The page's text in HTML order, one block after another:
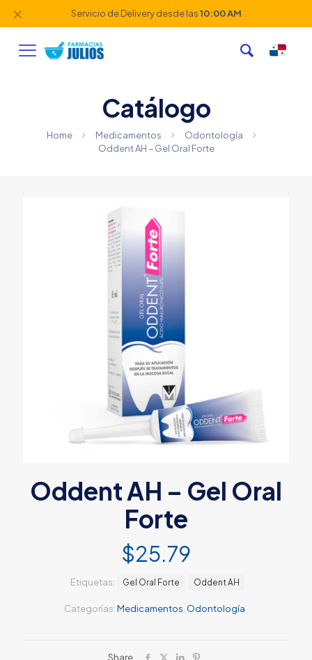
Servicio de Delivery desde las10:00 AM
✕
Catálogo
Home Medicamentos
Odontología
Oddent AH – Gel Oral Forte
Oddent AH – Gel Oral
Forte
$25.79
Categorías:Medicamentos Odontología
Etiquetas: Gel Oral Forte Oddent AH
Share